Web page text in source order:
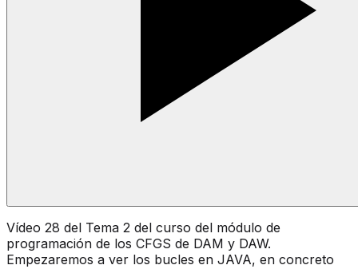
Vídeo 28 del Tema 2 del curso del módulo de
programación de los CFGS de DAM y DAW.
Empezaremos a ver los bucles en JAVA, en concreto